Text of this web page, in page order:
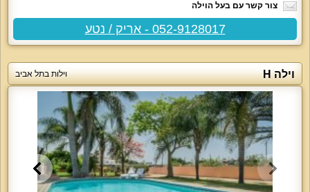
צור קשר עם בעל הוילה
052-9128017 - אריק / נטע
וילה H וילות בתל אביב